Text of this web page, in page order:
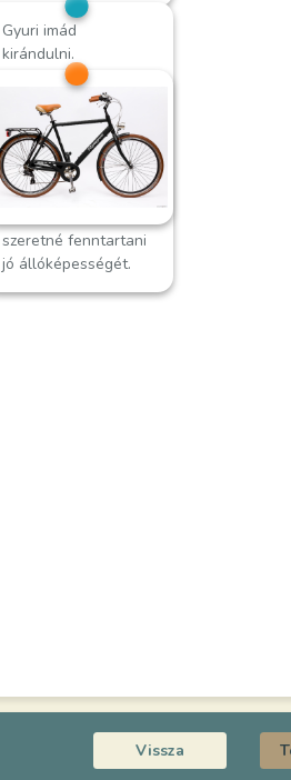
Gyuri imád
kirándulni.
Gyalogosan már
keresztül-kasul
bejárta az országot,
így új sportág után
nézne. Továbbra is
szívesen töltene időt
szeretné fenntartani
jó állóképességét.
Vissza